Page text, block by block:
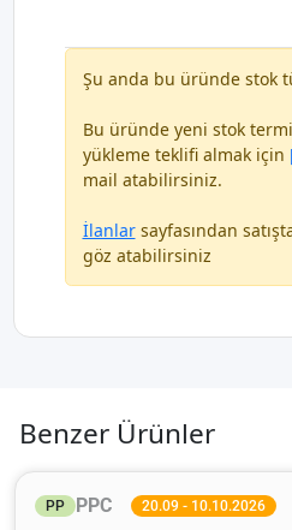
Şu anda bu üründe stok
Bu üründe yeni stok
yükleme teklifi almak için
mail atabilirsiniz.
İlanlarsayfasından
göz atabilirsiniz
Benzer Ürünler
PP PPC 20.09 - 10.10.2026